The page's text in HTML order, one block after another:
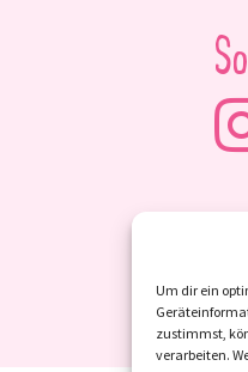
Um dir ein
zustimmst,
verarbeiten.